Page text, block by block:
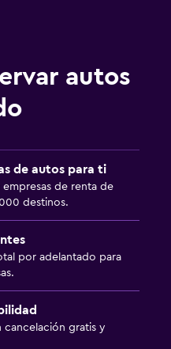
autos
de autos para ti
de renta de
destinos.
por adelantado para
cancelación gratis y